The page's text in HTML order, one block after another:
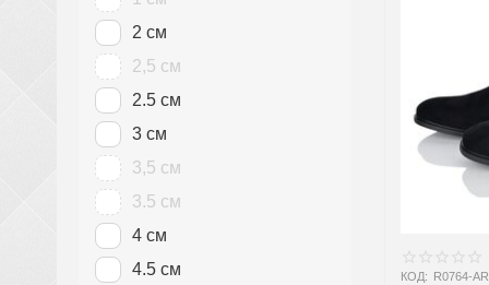
КОД: R0764-
Paolla
Prime-Opt
PTPT
Red Sun
SANLIN
U-Chin
VAM
Violeta
2 см
2,5 см
2.5 см
3 см
3,5 см
3.5 см
4 см
4.5 см